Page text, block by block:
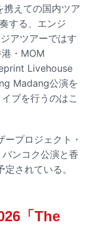
携えての国内ツア
する、エンジ
アツアーではす
・MOM
Livehouse
Madang公演を
ブを行うのはこ
プロジェクト・
ンコク公演と香
されている。
「The